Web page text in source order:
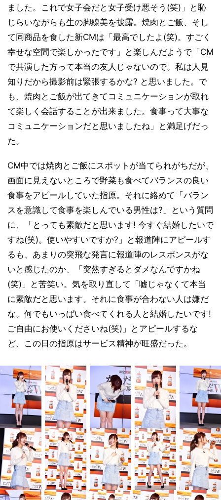
ました。これで女子会だと女子受け悪そう(笑)」と恥
じらいながらも生の脚線美を披露。焼肉とご飯、そし
て同商品を食した新CMは「最高でしたよ(笑)。すごく
幸せな空間で楽しかったです」と楽しんだようで「CM
で共演した方って本当の友人じゃないので。私は人見
知りだから撮影前は緊張するかな? と思いました。で
も、焼肉とご飯が出てきてコミュニケーションが取れ
て楽しく会話することが出来ました。食事って大事な
コミュニケーションだと思いましたね」と満足げだっ
た。
CM中では焼肉とご飯にスポットが当てられがちだが、
画面に見えないところで野菜も食べてバランスの良い
食事をアピールしていた指原。それに絡めて「バラン
スを意識して食事を楽しんでいる男性は?」という質問
に、「とっても素敵だと思います! 今すぐ結婚したいで
すね(笑)。使いやすいですか?」と報道陣にアピールす
るも、あまりの突飛な発言に報道陣のレスポンスがな
いと感じたのか、「突然すぎるとダメなんですかね
(笑)」と苦笑い。気を取り直して「嘘じゃなくて本当
に素敵だと思います。それに食事が合わない人は嫌だ
な。何でもいっぱい食べてくれる人と結婚したいです!
ご自由にお使いくださいね(笑)」とアピールするな
ど、この日の指原はサービス精神が旺盛だった。